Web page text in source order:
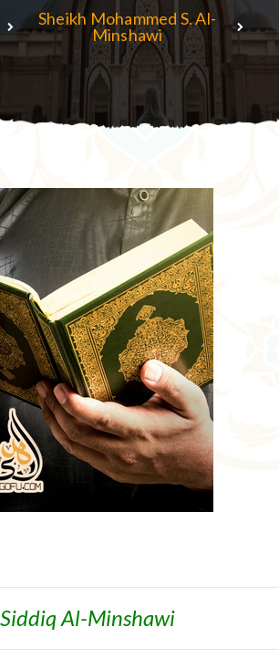
Sheikh Mohammed S. Al-
Minshawi
Al-Minshawi